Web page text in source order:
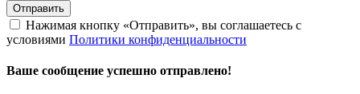
Отправить
Нажимая кнопку «Отправить», вы соглашаетесь с
условиями Политики конфиденциальности
Ваше сообщение успешно отправлено!